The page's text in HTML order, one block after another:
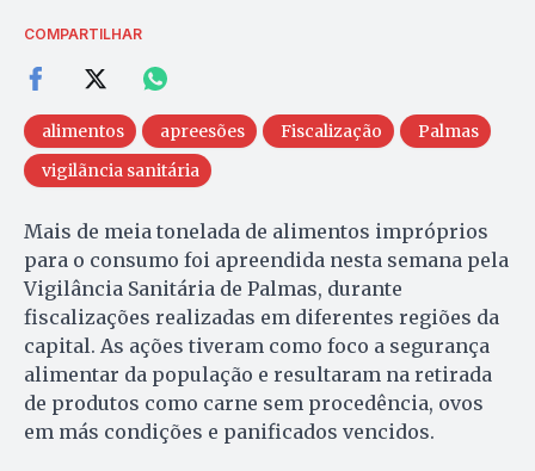
COMPARTILHAR
alimentos apreesões Fiscalização
Palmas
vigilãncia sanitária
Mais de meia tonelada de alimentos impróprios
para o consumo foi apreendida nesta semana pela
Vigilância Sanitária de Palmas, durante
fiscalizações realizadas em diferentes regiões da
capital. As ações tiveram como foco a segurança
alimentar da população e resultaram na retirada
de produtos como carne sem procedência, ovos
em más condições e panificados vencidos.